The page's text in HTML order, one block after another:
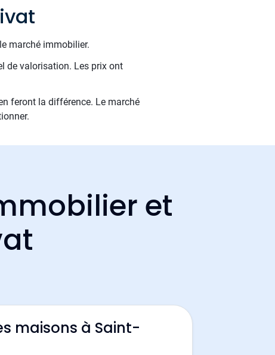
marché immobilier.
de valorisation. Les prix ont
feront la différence. Le marché
et
maisons à Saint-